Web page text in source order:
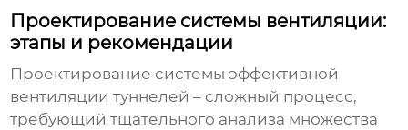
Проектирование системы вентиляции:
этапы и рекомендации
Проектирование системыэффективной
вентиляции туннелей – сложный процесс,
требующий тщательного анализа множества